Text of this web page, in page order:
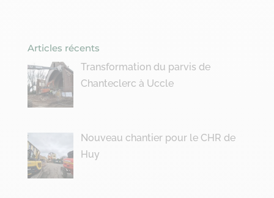
Articles récents
Transformation du parvis de
Chanteclerc à Uccle
Nouveau chantier pour le CHR de
Huy